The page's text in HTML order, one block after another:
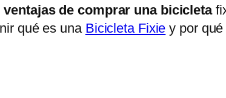
ventajas de comprar una bicicleta
qué es una Bicicleta Fixie y por